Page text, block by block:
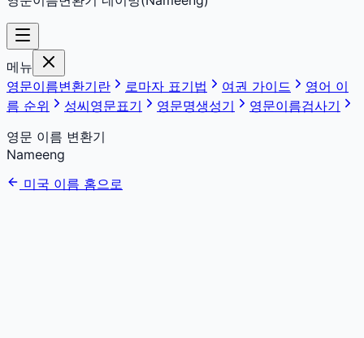
메뉴
영문이름변환기란
로마자 표기법 여권 가이드
영어 이
름 순위
성씨영문표기 영문명생성기
영문이름검사기
영문 이름 변환기
Nameeng
미국 이름 홈으로